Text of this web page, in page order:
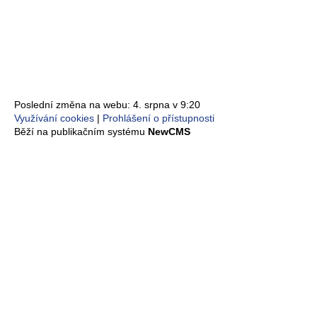
Poslední změna na webu: 4. srpna v 9:20
Využívání cookies
Prohlášení o přístupnosti
Běží na publikačním systému NewCMS